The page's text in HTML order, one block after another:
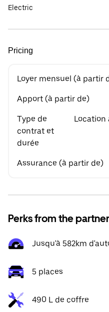
Electric
Pricing
Loyer mensuel (à partir
Apport (à partir de)
Type de
contrat et
durée
Location
Assurance (à partir de)
Perks from the partner
Jusqu'à 582km
5 places
490 L de coffre